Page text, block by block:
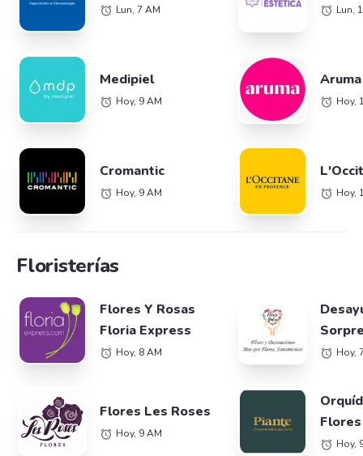
Lun, 7 AM
Medipiel
Hoy, 9 AM
Cromantic
Hoy, 9 AM
Lun,
Hoy,
Hoy,
Floristerías
Flores Y Rosas
Floria Express
Hoy, 8 AM
Flores Les Roses
Hoy, 9 AM
Hoy,
Hoy,